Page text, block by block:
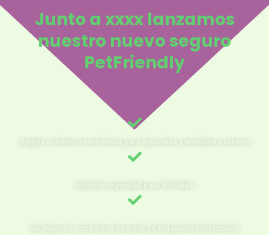
Junto a xxxx lanzamos
nuestro nuevo seguro
PetFriendly